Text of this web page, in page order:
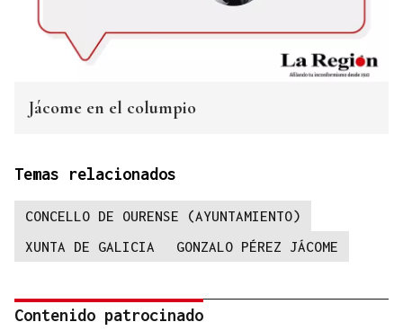
Jácome en el columpio
Temas relacionados
CONCELLO DE OURENSE (AYUNTAMIENTO)
XUNTA DE GALICIA
GONZALO PÉREZ JÁCOME
Contenido patrocinado